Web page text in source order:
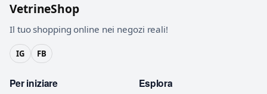
VetrineShop
Il tuo shopping online nei negozi reali!
IG FB
Per iniziare Esplora